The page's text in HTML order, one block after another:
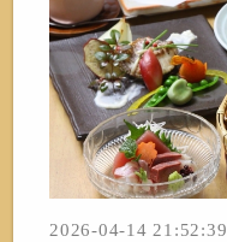
2026-04-14 21:52:39